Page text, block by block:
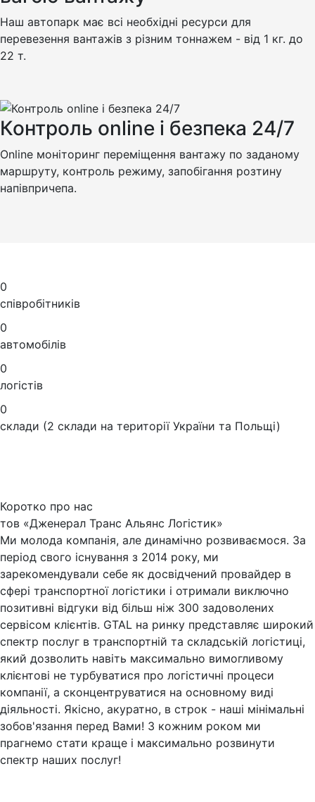
Наш автопарк має всі необхідні ресурси для
перевезення вантажів з різним тоннажем - від 1 кг. до
22 т.
Контроль online і безпека 24/7
Online моніторинг переміщення вантажу по заданому
маршруту, контроль режиму, запобігання розтину
напівпричепа.
0
співробітників
0
автомобілів
0
логістів
0
склади (2 склади на території України та Польщі)
Коротко про нас
тов «Дженерал Транс Альянс Логістик»
Ми молода компанія, але динамічно розвиваємося. За
період свого існування з 2014 року, ми
зарекомендували себе як досвідчений провайдер в
сфері транспортної логістики і отримали виключно
позитивні відгуки від більш ніж 300 задоволених
сервісом клієнтів. GTAL на ринку представляє широкий
спектр послуг в транспортній та складській логістиці,
який дозволить навіть максимально вимогливому
клієнтові не турбуватися про логістичні процеси
компанії, а сконцентруватися на основному виді
діяльності. Якісно, ​​акуратно, в строк - наші мінімальні
зобов'язання перед Вами! З кожним роком ми
прагнемо стати краще і максимально розвинути
спектр наших послуг!